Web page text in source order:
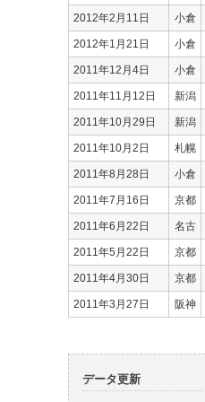
2012年2月11日 小倉
2012年1月21日 小倉
2011年12月4日 小倉
2011年11月12日 新潟
2011年10月29日 新潟
2011年10月2日 札幌
2011年8月28日 小倉
2011年7月16日 京都
2011年6月22日 名古
2011年5月22日 京都
2011年4月30日 京都
2011年3月27日 阪神
データ更新